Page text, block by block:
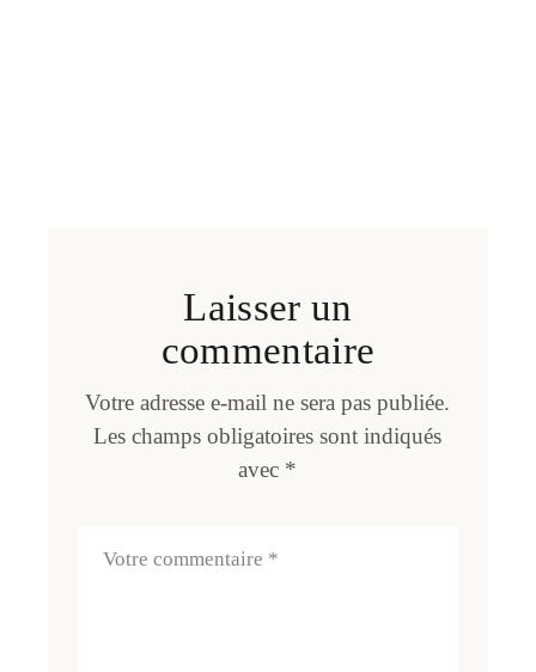
Laisser un
commentaire
Votre adresse e-mail ne sera pas publiée.
Les champs obligatoires sont indiqués
avec *